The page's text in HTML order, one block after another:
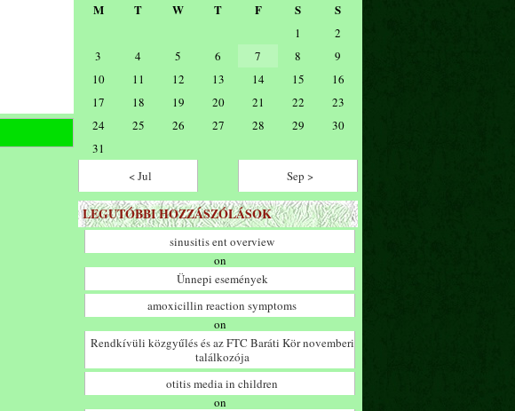
M T W T F S S
1
2
3
4 5 6 7 8
9
10
11 12 13 14 15
16
17
18 19 20 21 22
23
24
25 26 27 28 29
30
31
< Jul
Sep >
LEGUTÓBBI HOZZÁSZÓLÁSOK
sinusitis ent overview
on
Ünnepi események
amoxicillin reaction symptoms
on
Rendkívüli közgyűlés és az FTC Baráti Kör novemberi
találkozója
otitis media in children
on